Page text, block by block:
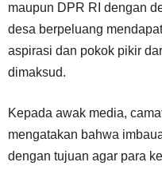
maupun DPR RI dengan
desa berpeluang
aspirasi dan pokok pikir
dimaksud.
Kepada awak media,
mengatakan bahwa
dengan tujuan agar para